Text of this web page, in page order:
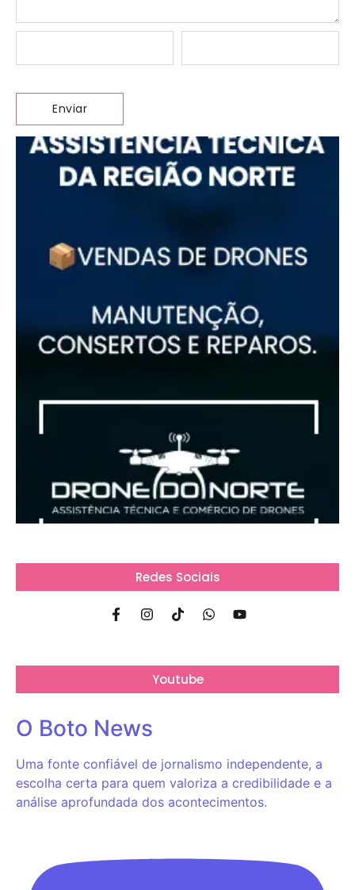
Redes Sociais
Youtube
O Boto News
Uma fonte confiável de jornalismo independente, a
escolha certa para quem valoriza a credibilidade e a
análise aprofundada dos acontecimentos.